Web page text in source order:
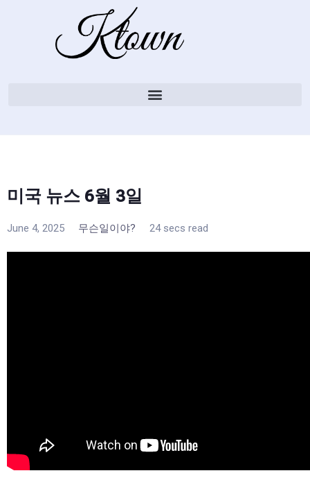
미국 뉴스 6월 3일
June 4, 2025 무슨일이야? 24 secs read